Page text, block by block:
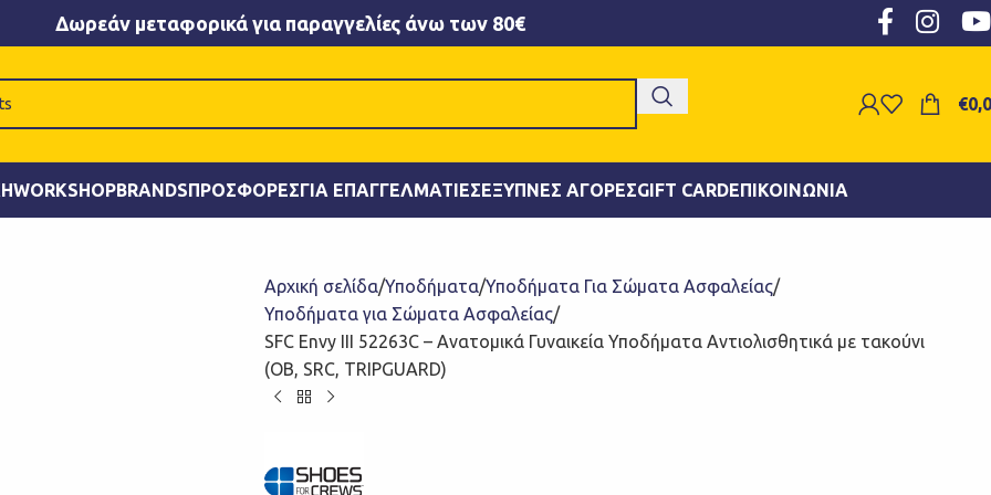
Δωρεάν μεταφορικά για παραγγελίες άνω των 80€
€
WORKSHOPBRANDSΠΡΟΣΦΟΡΈΣΓΙΑ ΕΠΑΓΓΕΛΜΑΤΊΕΣΕΞΥΠΝΕΣ ΑΓΟΡΈΣGIFT CARDΕΠΙΚΟΙΝΩΝΊΑ
Αρχική σελίδα Υποδήματα Υποδήματα Για Σώματα Ασφαλείας
Υποδήματα για Σώματα Ασφαλείας
SFC Envy III 52263C – Ανατομικά Γυναικεία Υποδήματα Αντιολισθητικά με τακούνι
(OB, SRC, TRIPGUARD)